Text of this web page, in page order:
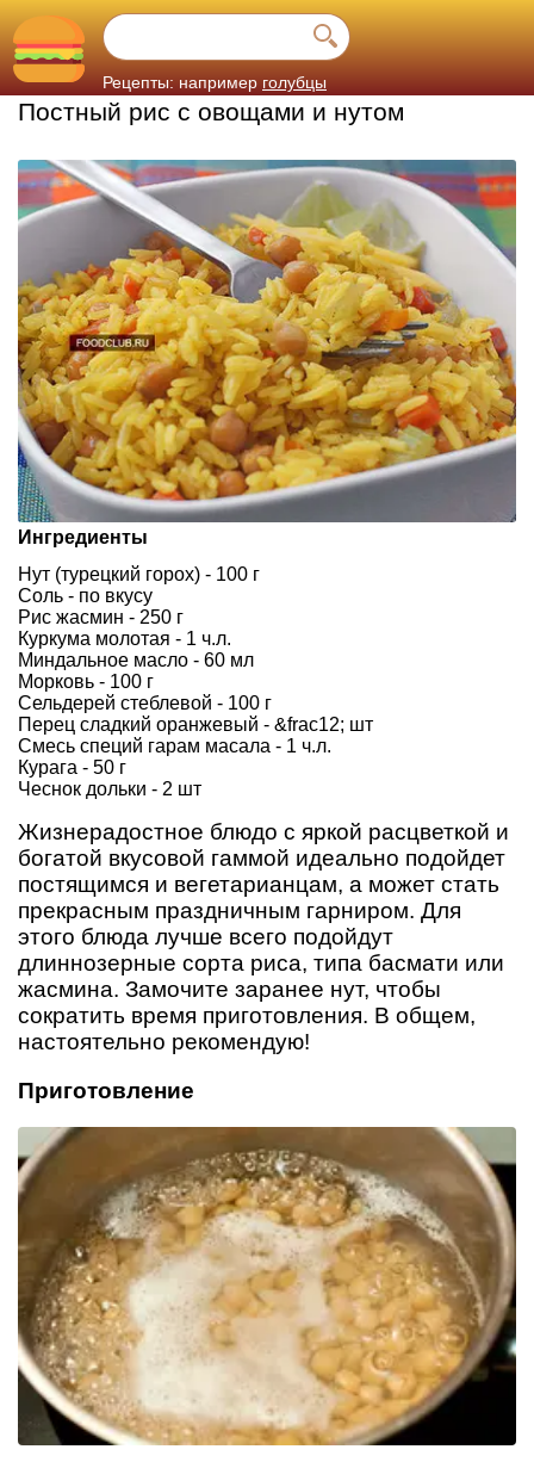
Рецепты: например голубцы
Постный рис с овощами и нутом
Ингредиенты
Нут (турецкий горох) - 100 г
Соль - по вкусу
Рис жасмин - 250 г
Куркума молотая - 1 ч.л.
Миндальное масло - 60 мл
Морковь - 100 г
Сельдерей стеблевой - 100 г
Перец сладкий оранжевый - &frac12; шт
Смесь специй гарам масала - 1 ч.л.
Курага - 50 г
Чеснок дольки - 2 шт
Жизнерадостное блюдо с яркой расцветкой и
богатой вкусовой гаммой идеально подойдет
постящимся и вегетарианцам, а может стать
прекрасным праздничным гарниром. Для
этого блюда лучше всего подойдут
длиннозерные сорта риса, типа басмати или
жасмина. Замочите заранее нут, чтобы
сократить время приготовления. В общем,
настоятельно рекомендую!
Приготовление